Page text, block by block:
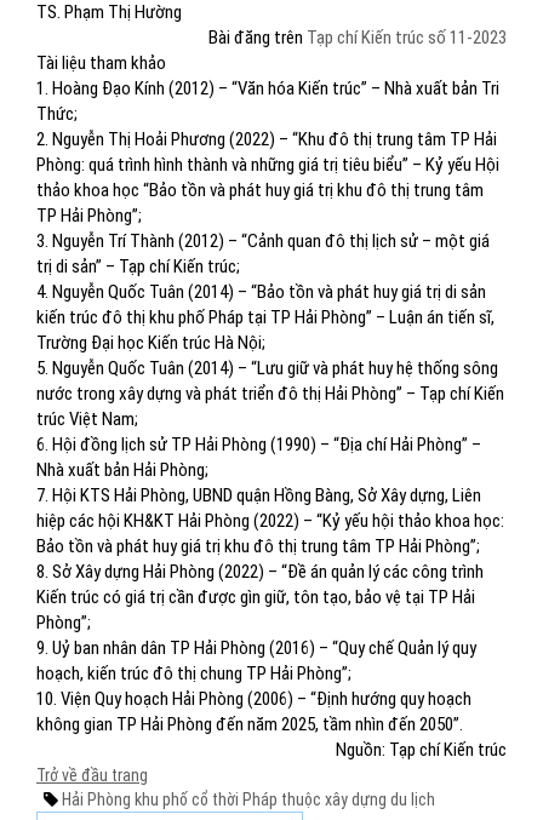
TS. Phạm Thị Hường
Bài đăng trên Tạp chí Kiến trúc số 11-2023
Tài liệu tham khảo
1. Hoàng Đạo Kính (2012) – “Văn hóa Kiến trúc” – Nhà xuất bản Tri
Thức;
2. Nguyễn Thị Hoải Phương (2022) – “Khu đô thị trung tâm TP Hải
Phòng: quá trình hình thành và những giá trị tiêu biểu” – Kỷ yếu Hội
thảo khoa học “Bảo tồn và phát huy giá trị khu đô thị trung tâm
TP Hải Phòng”;
3. Nguyễn Trí Thành (2012) – “Cảnh quan đô thị lịch sử – một giá
trị di sản” – Tạp chí Kiến trúc;
4. Nguyễn Quốc Tuân (2014) – “Bảo tồn và phát huy giá trị di sản
kiến trúc đô thị khu phố Pháp tại TP Hải Phòng” – Luận án tiến sĩ,
Trường Đại học Kiến trúc Hà Nội;
5. Nguyễn Quốc Tuân (2014) – “Lưu giữ và phát huy hệ thống sông
nước trong xây dựng và phát triển đô thị Hải Phòng” – Tạp chí Kiến
trúc Việt Nam;
6. Hội đồng lịch sử TP Hải Phòng (1990) – “Địa chí Hải Phòng” –
Nhà xuất bản Hải Phòng;
7. Hội KTS Hải Phòng, UBND quận Hồng Bàng, Sở Xây dựng, Liên
hiệp các hội KH&KT Hải Phòng (2022) – “Kỷ yếu hội thảo khoa học:
Bảo tồn và phát huy giá trị khu đô thị trung tâm TP Hải Phòng”;
8. Sở Xây dựng Hải Phòng (2022) – “Đề án quản lý các công trình
Kiến trúc có giá trị cần được gìn giữ, tôn tạo, bảo vệ tại TP Hải
Phòng”;
9. Uỷ ban nhân dân TP Hải Phòng (2016) – “Quy chế Quản lý quy
hoạch, kiến trúc đô thị chung TP Hải Phòng”;
10. Viện Quy hoạch Hải Phòng (2006) – “Định hướng quy hoạch
không gian TP Hải Phòng đến năm 2025, tầm nhìn đến 2050”.
Nguồn: Tạp chí Kiến trúc
Trở về đầu trang
Hải Phòng khu phố cổ thời Pháp thuộc xây dựng du lịch